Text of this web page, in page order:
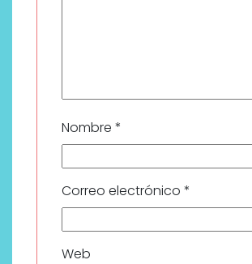
Nombre *
Correo electrónico *
Web